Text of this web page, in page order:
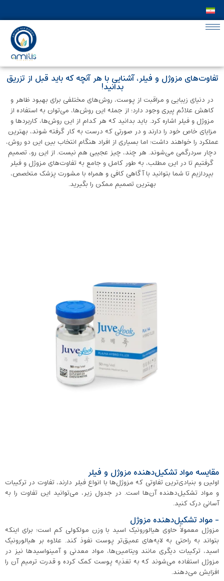
تفاوت‌های مزوژل و فیلر، آشنایی با هر آنچه که باید قبل از تزریق
بدانید!
در دنیای زیبایی و مراقبت از پوست، روش‌های مختلفی برای بهبود ظاهر و
کاهش علائم پیری وجود دارد؛ از جمله این روش‌ها، می‌توان به استفاده از
مزوژل و فیلر اشاره کرد. باید بدانید که هر کدام از این روش‌ها، کاربردها و
مزایای خاص خود را دارند و در صورتی که درست به کار گرفته شوند، بهترین
عملکرد را خواهند داشت؛ اما بسیاری از افراد هنگام انتخاب بین این دو روش،
دچار سردرگمی می‌شوند. هر چند، چیز عجیبی هم نیست. از این رو، تصمیم
گرفتیم تا در این مطلب، به طور کامل و جامع به تفاوت‌های مزوژل و فیلر
بپردازیم تا شما بتوانید با آگاهی کافی و همراه با مشورت پزشک متخصص،
بهترین تصمیم ممکن را بگیرید.
مقایسه مواد تشکیل‌دهنده مزوژل و فیلر
اولین و بنیادی‌ترین تفاوتی که مزوژل‌ها با انواع فیلر دارند، تفاوت در ترکیبات
و مواد تشکیل‌دهنده آن‌ها است. در جدول زیر، می‌توانید این تفاوت را به
آسانی درک کنید.
- مواد تشکیل‌دهنده مزوژل
مزوژل معمولاً حاوی هیالورونیک اسید با وزن مولکولی کم است؛ برای اینکه
بتواند به راحتی به لایه‌های عمیق‌تر پوست نفوذ کند. علاوه بر هیالورونیک
اسید، ترکیبات دیگری مانند ویتامین‌ها، مواد معدنی و آمینواسیدها نیز در
مزوژل استفاده می‌شوند که به تغذیه پوست کمک کرده و قدرت ترمیم آن را
افزایش می‌دهند.